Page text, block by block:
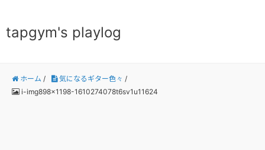
tapgym's playlog
ホーム / 気になるギター色々 /
i-img898x1198-1610274078t6sv1u11624